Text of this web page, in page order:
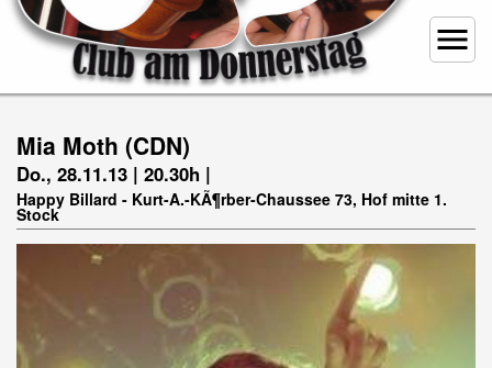
menu
Mia Moth (CDN)
Do., 28.11.13 | 20.30h |
Happy Billard - Kurt-A.-KÃ¶rber-Chaussee 73, Hof mitte 1.
Stock